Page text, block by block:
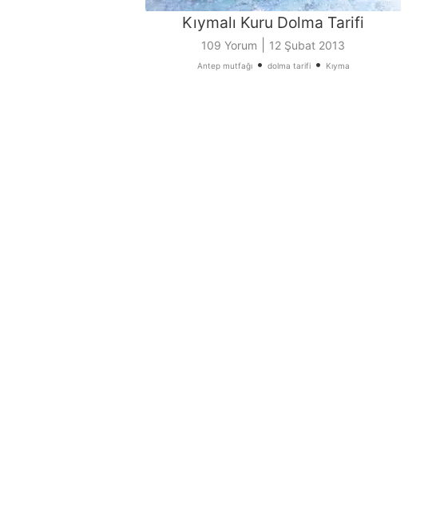
Kıymalı Kuru Dolma Tarifi
109 Yorum 12 Şubat 2013
Antep mutfağı• dolma tarifi• Kıyma